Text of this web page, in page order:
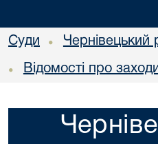
Суди • Чернівецький
• Відомості про